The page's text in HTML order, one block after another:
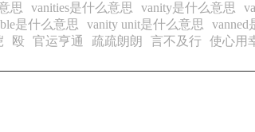
思 vanities是什么意思 vanity是什么意思
是什么意思 vanity unit是什么意思
vanned
殴 官运亨通 疏疏朗朗 言不及行 使心用